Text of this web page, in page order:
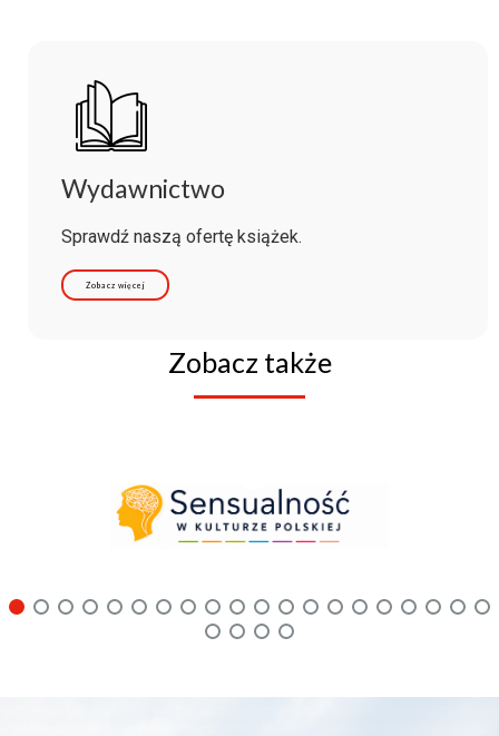
Wydawnictwo
Sprawdź naszą ofertę książek.
Zobacz więcej
Zobacz także